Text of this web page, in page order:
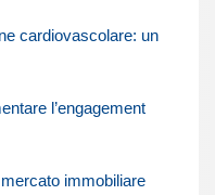
cardiovascolare: un
l’engagement
immobiliare